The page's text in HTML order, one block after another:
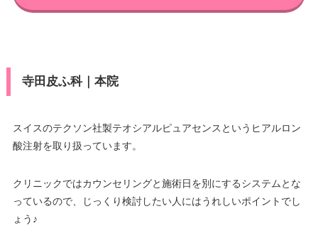
寺田皮ふ科｜本院
スイスのテクソン社製テオシアルピュアセンスというヒアルロン
酸注射を取り扱っています。
クリニックではカウンセリングと施術日を別にするシステムとな
っているので、じっくり検討したい人にはうれしいポイントでし
ょう♪